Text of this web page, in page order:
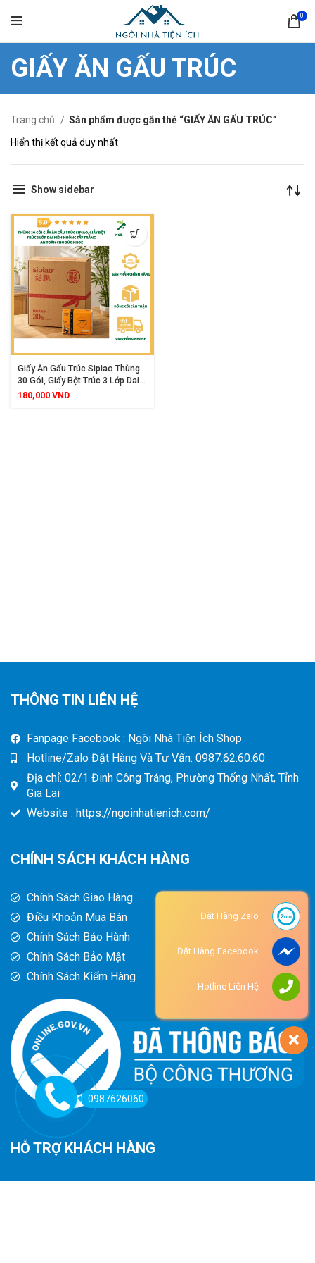
0
GIẤY ĂN GẤU TRÚC
Trang chủ
Sản phẩm được gắn thẻ “GIẤY ĂN GẤU TRÚC”
Hiển thị kết quả duy nhất
Show sidebar
Giấy Ăn Gấu Trúc Sipiao Thùng
30 Gói, Giấy Bột Trúc 3 Lớp Dai
Mềm Không Tẩy Trắng An Toàn
180,000 VNĐ
THÔNG TIN LIÊN HỆ
Fanpage Facebook : Ngôi Nhà Tiện Ích Shop
Hotline/Zalo Đặt Hàng Và Tư Vấn: 0987.62.60.60
Địa chỉ: 02/1 Đinh Công Tráng, Phường Thống Nhất, Tỉnh
Gia Lai
Website : https://ngoinhatienich.com/
CHÍNH SÁCH KHÁCH HÀNG
Chính Sách Giao Hàng
Điều Khoản Mua Bán
Chính Sách Bảo Hành
Chính Sách Bảo Mật
Chính Sách Kiểm Hàng
HỖ TRỢ KHÁCH HÀNG
0987626060
Đặt Hàng Zalo
Đặt Hàng Facebook
Hotline Liên Hệ